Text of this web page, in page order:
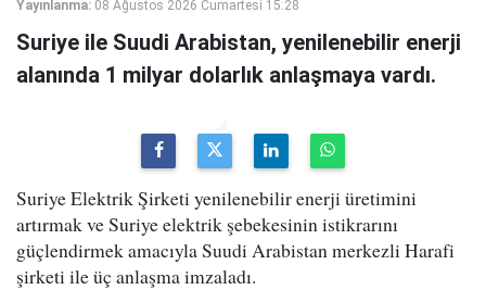
Yayınlanma: 08 Ağustos 2026 Cumartesi 15:28
Suriye ile Suudi Arabistan, yenilenebilir enerji
alanında 1 milyar dolarlık anlaşmaya vardı.
Suriye Elektrik Şirketi yenilenebilir enerji üretimini
artırmak ve Suriye elektrik şebekesinin istikrarını
güçlendirmek amacıyla Suudi Arabistan merkezli Harafi
şirketi ile üç anlaşma imzaladı.